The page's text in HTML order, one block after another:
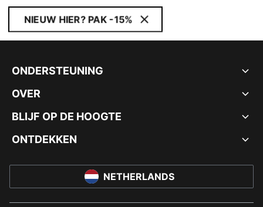
NIEUW HIER? PAK -15%
ONDERSTEUNING
OVER
BLIJF OP DE HOOGTE
ONTDEKKEN
NETHERLANDS